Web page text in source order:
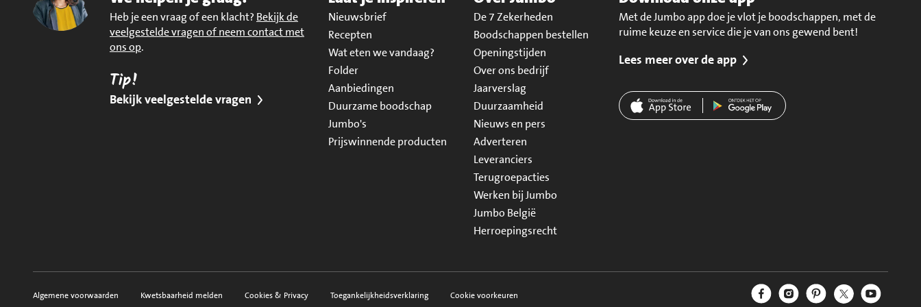
Heb je een vraag of een klacht? Bekijk de
veelgestelde vragen of neem contact met
ons op.
Tip!
Bekijk veelgestelde vragen
Nieuwsbrief
Recepten
Wat eten we vandaag?
Folder
Aanbiedingen
Duurzame boodschap
Jumbo's
Prijswinnende producten
De 7 Zekerheden
Boodschappen bestellen
Openingstijden
Over ons bedrijf
Jaarverslag
Duurzaamheid
Nieuws en pers
Adverteren
Leveranciers
Terugroepacties
Werken bij Jumbo
Jumbo België
Herroepingsrecht
Met de Jumbo app doe je vlot je boodschappen, met de
ruime keuze en service die je van ons gewend bent!
Lees meer over de app
Algemene voorwaarden Kwetsbaarheid melden Cookies & Privacy Toegankelijkheidsverklaring Cookie voorkeuren Volg ons
Jumbo Facebook
Jumbo Instagram
Jumbo Pinterest
Jumbo Twitter
Jumbo